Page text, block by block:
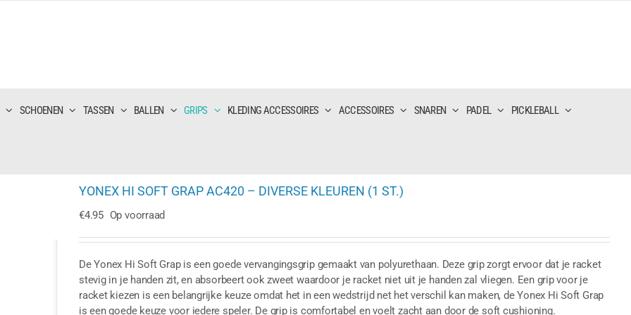
SCHOENEN TASSEN BALLEN GRIPS KLEDING ACCESSOIRES ACCESSOIRES SNAREN PADEL PICKLEBALL
YONEX HI SOFT GRAP AC420 – DIVERSE KLEUREN (1 ST.)
€4.95 Op voorraad
De Yonex Hi Soft Grap is een goede vervangingsgrip gemaakt van polyurethaan. Deze grip zorgt ervoor dat je racket
stevig in je handen zit, en absorbeert ook zweet waardoor je racket niet uit je handen zal vliegen. Een grip voor je
racket kiezen is een belangrijke keuze omdat het in een wedstrijd net het verschil kan maken, de Yonex Hi Soft Grap
is een goede keuze voor iedere speler. De grip is comfortabel en voelt zacht aan door de soft cushioning.